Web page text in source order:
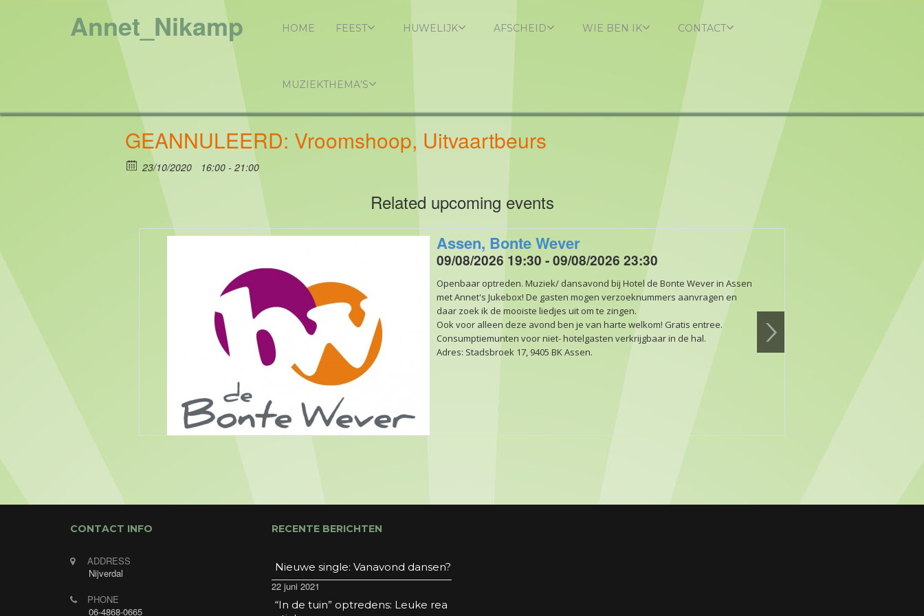
Annet_Nikamp HOME FEEST HUWELIJK AFSCHEID WIE BEN IK CONTACT
MUZIEKTHEMA’S
GEANNULEERD: Vroomshoop, Uitvaartbeurs
23/10/2020 16:00 - 21:00
Related upcoming events
Assen, Bonte Wever
09/08/2026 19:30 - 09/08/2026 23:30
Openbaar optreden. Muziek/ dansavond bij Hotel de Bonte Wever in Assen
met Annet's Jukebox! De gasten mogen verzoeknummers aanvragen en
daar zoek ik de mooiste liedjes uit om te zingen.
Ook voor alleen deze avond ben je van harte welkom! Gratis entree.
Consumptiemunten voor niet- hotelgasten verkrijgbaar in de hal.
Adres: Stadsbroek 17, 9405 BK Assen.
CONTACT INFO
ADDRESS
Nijverdal
PHONE
06-4868-0665
RECENTE BERICHTEN
Nieuwe single: Vanavond dansen?
22 juni 2021
“In de tuin” optredens: Leuke rea